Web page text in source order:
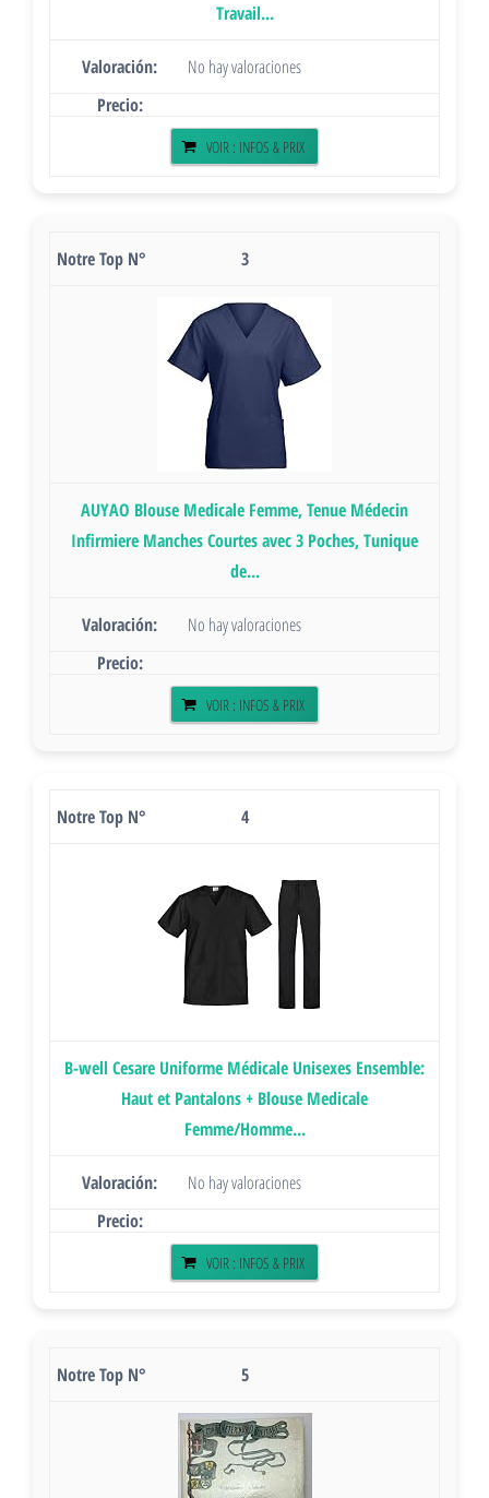
Travail...
No hay valoraciones
VOIR : INFOS & PRIX
3
AUYAO Blouse Medicale Femme, Tenue Médecin
Infirmiere Manches Courtes avec 3 Poches, Tunique
de...
No hay valoraciones
VOIR : INFOS & PRIX
4
B-well Cesare Uniforme Médicale Unisexes Ensemble:
Haut et Pantalons + Blouse Medicale
Femme/Homme...
No hay valoraciones
VOIR : INFOS & PRIX
5